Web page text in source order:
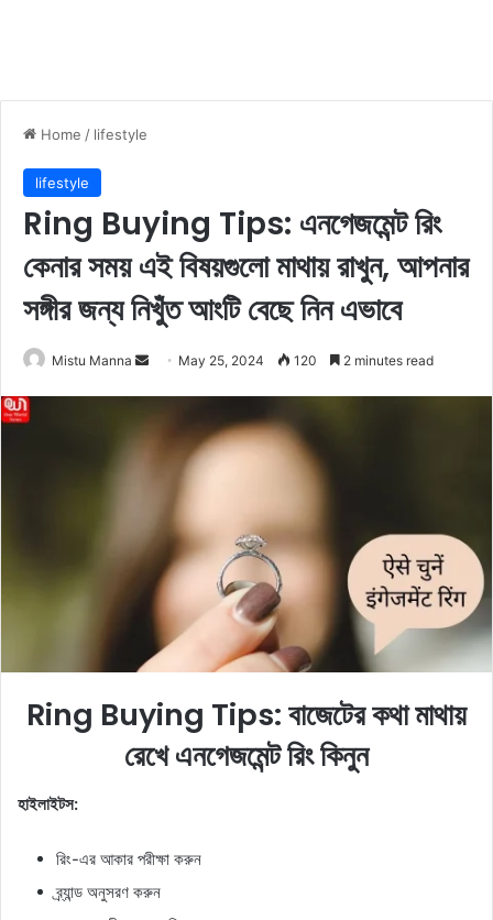
Home / lifestyle
lifestyle
Ring Buying Tips: এনগেজমেন্ট রিং
কেনার সময় এই বিষয়গুলো মাথায় রাখুন, আপনার
সঙ্গীর জন্য নিখুঁত আংটি বেছে নিন এভাবে
Mistu Manna May 25, 2024 120 2 minutes read
Ring Buying Tips: বাজেটের কথা মাথায়
রেখে এনগেজমেন্ট রিং কিনুন
হাইলাইটস:
রিং-এর আকার পরীক্ষা করুন
ব্র্যান্ড অনুসরণ করুন